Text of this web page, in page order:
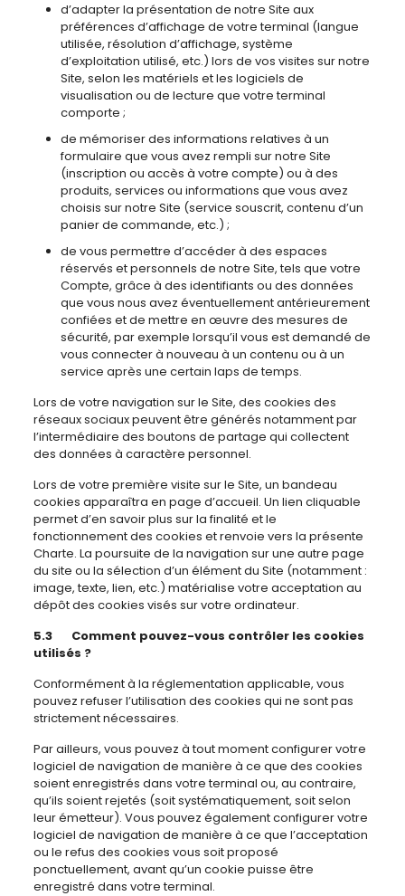
d’adapter la présentation de notre Site aux
préférences d’affichage de votre terminal (langue
utilisée, résolution d’affichage, système
d’exploitation utilisé, etc.) lors de vos visites sur notre
Site, selon les matériels et les logiciels de
visualisation ou de lecture que votre terminal
comporte ;
de mémoriser des informations relatives à un
formulaire que vous avez rempli sur notre Site
(inscription ou accès à votre compte) ou à des
produits, services ou informations que vous avez
choisis sur notre Site (service souscrit, contenu d’un
panier de commande, etc.) ;
de vous permettre d’accéder à des espaces
réservés et personnels de notre Site, tels que votre
Compte, grâce à des identifiants ou des données
que vous nous avez éventuellement antérieurement
confiées et de mettre en œuvre des mesures de
sécurité, par exemple lorsqu’il vous est demandé de
vous connecter à nouveau à un contenu ou à un
service après une certain laps de temps.
Lors de votre navigation sur le Site, des cookies des
réseaux sociaux peuvent être générés notamment par
l’intermédiaire des boutons de partage qui collectent
des données à caractère personnel.
Lors de votre première visite sur le Site, un bandeau
cookies apparaîtra en page d’accueil. Un lien cliquable
permet d’en savoir plus sur la finalité et le
fonctionnement des cookies et renvoie vers la présente
Charte. La poursuite de la navigation sur une autre page
du site ou la sélection d’un élément du Site (notamment :
image, texte, lien, etc.) matérialise votre acceptation au
dépôt des cookies visés sur votre ordinateur.
5.3 Comment pouvez-vous contrôler les cookies
utilisés ?
Conformément à la réglementation applicable, vous
pouvez refuser l’utilisation des cookies qui ne sont pas
strictement nécessaires.
Par ailleurs, vous pouvez à tout moment configurer votre
logiciel de navigation de manière à ce que des cookies
soient enregistrés dans votre terminal ou, au contraire,
qu’ils soient rejetés (soit systématiquement, soit selon
leur émetteur). Vous pouvez également configurer votre
logiciel de navigation de manière à ce que l’acceptation
ou le refus des cookies vous soit proposé
ponctuellement, avant qu’un cookie puisse être
enregistré dans votre terminal.